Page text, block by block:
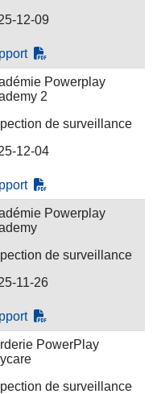
12-09
Powerplay
2
de surveillance
12-04
Powerplay
de surveillance
11-26
PowerPlay
de surveillance